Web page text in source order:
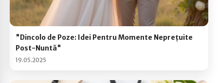
"Dincolo de Poze: Idei Pentru Momente Neprețuite
Post-Nuntă"
19.05.2025